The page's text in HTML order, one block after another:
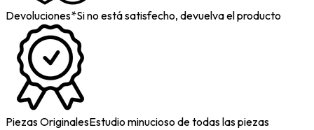
Devoluciones*Si no está satisfecho, devuelva el producto
Piezas OriginalesEstudio minucioso de todas las piezas